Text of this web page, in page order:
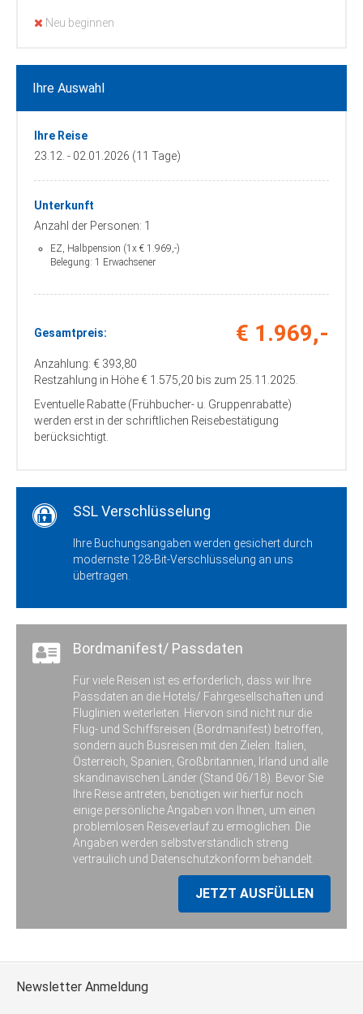
Bremerhaven, Bahnhof (Haupteingang),
Zustieg / Haltestelle
Cloppenburg, Autohof an der A 1 -
Dammer Berge, BAB Raststätte, Adresse:
49451 Holdorf, Wahlder Strasse 10
(Tankstelle)
Ahrend-Straße 8
Zustieg / Haltestelle
Dörpen, Kreuzung B70 Tankstelle,
Zustieg / Haltestelle
Elsfleth, Stadthalle, Adresse: 26931
Emden, Bahnhof, Adresse: 26721 Emden,
Bahnhofsplatz 11
Essen/Ol., Bahnhof, Adresse: 49632
Essen/Oldb., Bahnhofstrasse
Zustieg / Haltestelle
Großefehn, Busbahnhof, Adresse: 26629
Großefehn (Ostgroßefehn), Postweg
Zustieg / Haltestelle
Hagen, VAG Küfer, Börsten 38, 27628
Hagen (B6), Adresse: 27628 Hagen,
Börsten 38
Zustieg / Haltestelle
Haselünne, ZOB, Adresse: 49740
Haselünne, Bahnhofstrasse
Zustieg / Haltestelle
Heidmühle, Bahnhof, Adresse: 26419
Schortens, Alte Ladestrasse
Bahnhof
Neu beginnen
Ihre Auswahl
Ihre Reise
23.12. - 02.01.2026 (11 Tage)
Unterkunft
Anzahl der Personen: 1
EZ, Halbpension (1x € 1.969,-)
Belegung: 1 Erwachsener
Gesamtpreis: € 1.969,-
Anzahlung: € 393,80
Restzahlung in Höhe € 1.575,20 bis zum 25.11.2025.
Eventuelle Rabatte (Frühbucher- u. Gruppenrabatte)
werden erst in der schriftlichen Reisebestätigung
berücksichtigt.
SSL Verschlüsselung
Ihre Buchungsangaben werden gesichert durch
modernste 128-Bit-Verschlüsselung an uns
übertragen.
Bordmanifest/ Passdaten
Für viele Reisen ist es erforderlich, dass wir Ihre
Passdaten an die Hotels/ Fährgesellschaften und
Fluglinien weiterleiten. Hiervon sind nicht nur die
Flug- und Schiffsreisen (Bordmanifest) betroffen,
sondern auch Busreisen mit den Zielen: Italien,
Österreich, Spanien, Großbritannien, Irland und alle
skandinavischen Länder (Stand 06/18). Bevor Sie
Ihre Reise antreten, benötigen wir hierfür noch
einige persönliche Angaben von Ihnen, um einen
problemlosen Reiseverlauf zu ermöglichen. Die
Angaben werden selbstverständlich streng
vertraulich und Datenschutzkonform behandelt.
JETZT AUSFÜLLEN
Newsletter Anmeldung